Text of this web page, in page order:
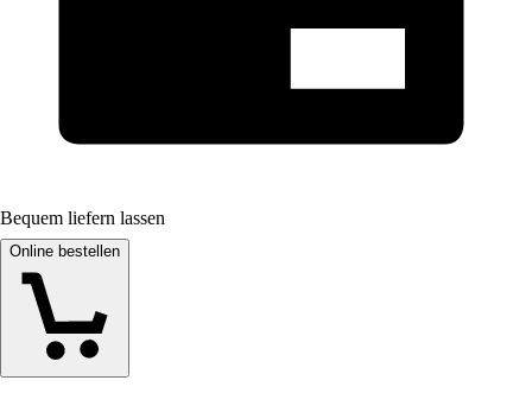
Bequem liefern lassen
Online bestellen